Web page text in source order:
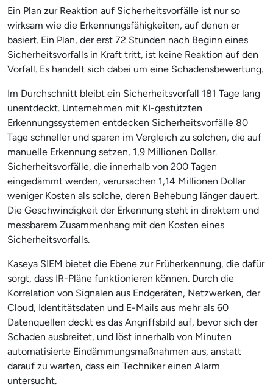
Ein Plan zur Reaktion auf Sicherheitsvorfälle ist nur so
wirksam wie die Erkennungsfähigkeiten, auf denen er
basiert. Ein Plan, der erst 72 Stunden nach Beginn eines
Sicherheitsvorfalls in Kraft tritt, ist keine Reaktion auf den
Vorfall. Es handelt sich dabei um eine Schadensbewertung.
Im Durchschnitt bleibt ein Sicherheitsvorfall 181 Tage lang
unentdeckt. Unternehmen mit KI-gestützten
Erkennungssystemen entdecken Sicherheitsvorfälle 80
Tage schneller und sparen im Vergleich zu solchen, die auf
manuelle Erkennung setzen, 1,9 Millionen Dollar.
Sicherheitsvorfälle, die innerhalb von 200 Tagen
eingedämmt werden, verursachen 1,14 Millionen Dollar
weniger Kosten als solche, deren Behebung länger dauert.
Die Geschwindigkeit der Erkennung steht in direktem und
messbarem Zusammenhang mit den Kosten eines
Sicherheitsvorfalls.
Kaseya SIEM bietet die Ebene zur Früherkennung, die dafür
sorgt, dass IR-Pläne funktionieren können. Durch die
Korrelation von Signalen aus Endgeräten, Netzwerken, der
Cloud, Identitätsdaten und E-Mails aus mehr als 60
Datenquellen deckt es das Angriffsbild auf, bevor sich der
Schaden ausbreitet, und löst innerhalb von Minuten
automatisierte Eindämmungsmaßnahmen aus, anstatt
darauf zu warten, dass ein Techniker einen Alarm
untersucht.